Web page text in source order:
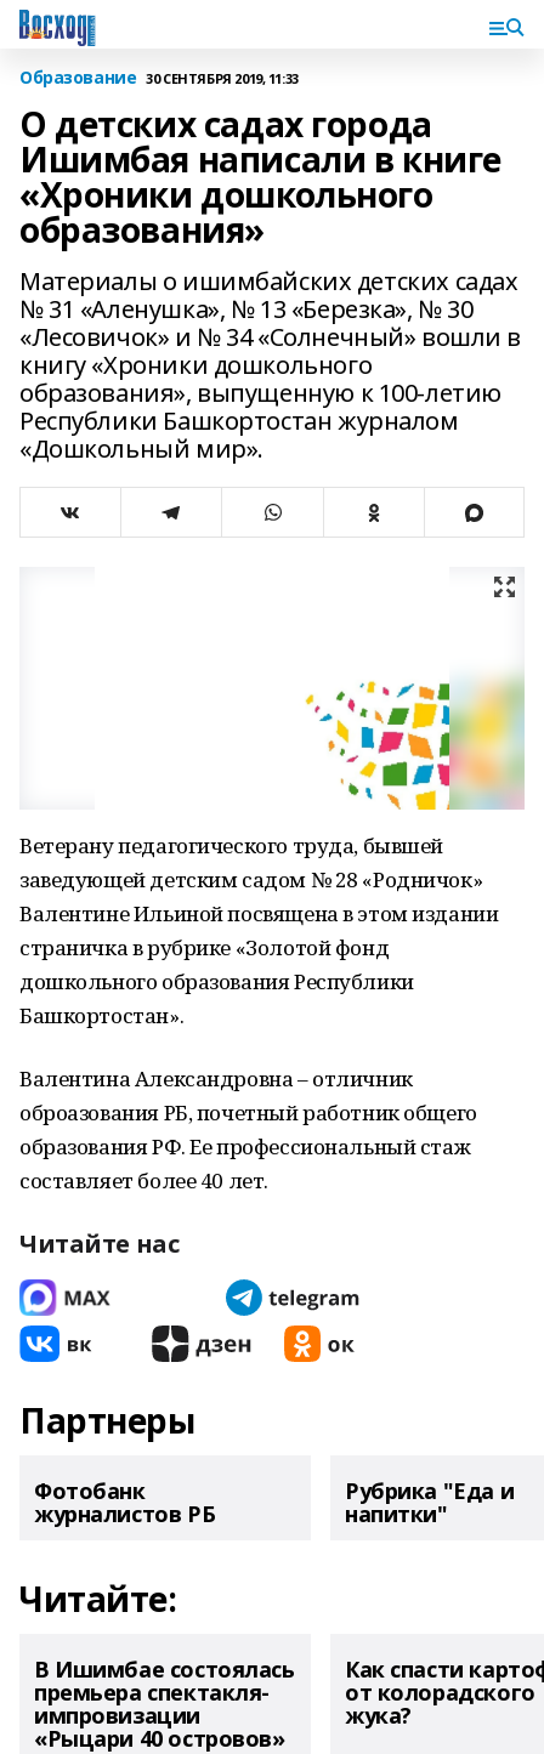
Образование 30 СЕНТЯБРЯ 2019, 11:33
О детских садах города
Ишимбая написали в книге
«Хроники дошкольного
образования»
Материалы о ишимбайских детских садах
№ 31 «Аленушка», № 13 «Березка», № 30
«Лесовичок» и № 34 «Солнечный» вошли в
книгу «Хроники дошкольного
образования», выпущенную к 100-летию
Республики Башкортостан журналом
«Дошкольный мир».
Ветерану педагогического труда, бывшей
заведующей детским садом № 28 «Родничок»
Валентине Ильиной посвящена в этом издании
страничка в рубрике «Золотой фонд
дошкольного образования Республики
Башкортостан».
Валентина Александровна – отличник
оброазования РБ, почетный работник общего
образования РФ. Ее профессиональный стаж
составляет более 40 лет.
Читайте нас
Партнеры
Фотобанк
журналистов РБ
Рубрика "Еда и
напитки"
Читайте:
В Ишимбае состоялась
премьера спектакля-
импровизации
«Рыцари 40 островов»
Как спасти
от колорадского
жука?